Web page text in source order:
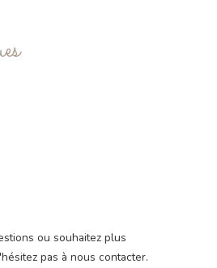
ou souhaitez plus
pas à nous contacter.